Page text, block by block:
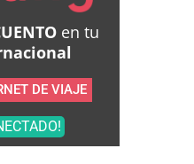
en tu
DE VIAJE